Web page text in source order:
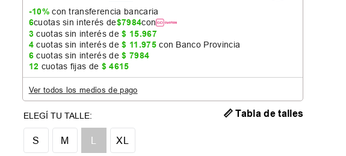
-10%con transferencia bancaria
6cuotas sin interés de$7984con
3cuotas sin interés de$ 15.967
4cuotas sin interés de$ 11 .975con Banco Provincia
6cuotas sin interés de$ 7984
12 cuotas fijas de $ 4615
Ver todos los medios de pago
S L
M XL
📏 Tabla de talles